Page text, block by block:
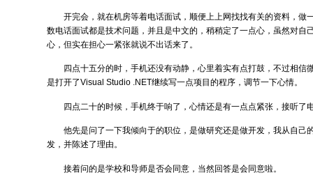
开完会，就在机房等着电话面试，顺便上上网找找有关的资料，做
数电话面试都是技术问题，并且是中文的，稍稍定了一点心，虽然对自
心，但实在担心一紧张就说不出话来了。
四点十五分的时，手机还没有动静，心里着实有点打鼓，不过相信
是打开了Visual Studio .NET继续写一点项目的程序，调节一下心情。
四点二十的时候，手机终于响了，心情还是有一点点紧张，接听了
他先是问了一下我倾向于的职位，是做研究还是做开发，我从自己
发，并陈述了理由。
接着问的是学校和导师是否会同意，当然回答是会同意啦。